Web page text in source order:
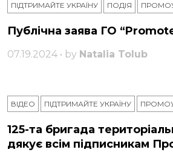
ПІДТРИМАЙТЕ УКРАЇНУ ПОДІЯ
Публічна заява ГО
07.19.2024 • by Natalia Tolub
ВІДЕО ПІДТРИМАЙТЕ УКРАЇНУ
125-та бригада
дякує всім підписникам